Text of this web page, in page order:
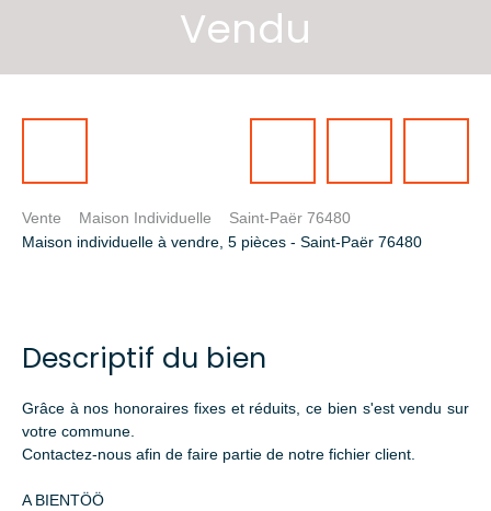
Vendu
Vente Maison Individuelle
Saint-Paër 76480
Maison individuelle à vendre, 5 pièces - Saint-Paër 76480
Descriptif du bien
Grâce à nos honoraires fixes et réduits, ce bien s'est vendu sur
votre commune.
Contactez-nous afin de faire partie de notre fichier client.
A BIENTÖÖ